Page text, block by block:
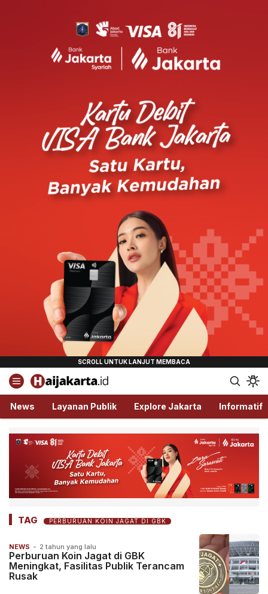
Haijakarta.id
Semua Tentang Jakarta Ada Disini!
News Layanan Publik Explore Jakarta Informatif
TAG PERBURUAN KOIN JAGAT DI GBK
NEWS - 2 tahun yang lalu
Perburuan Koin Jagat di GBK
Meningkat, Fasilitas Publik Terancam
Rusak